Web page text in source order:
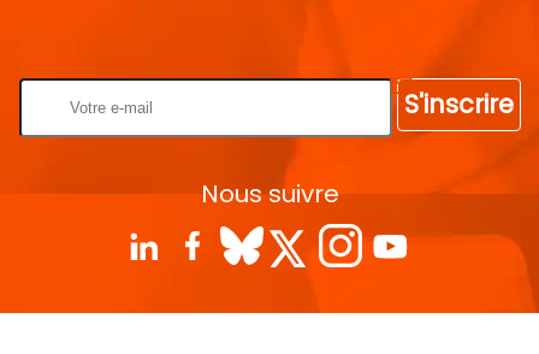
S'inscrire
Nous suivre